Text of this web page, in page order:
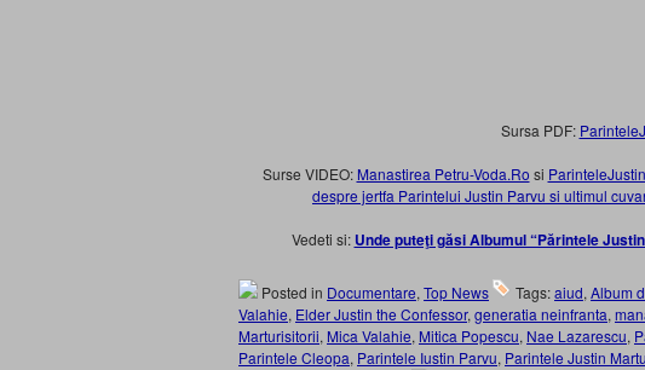
Sursa PDF:
Surse VIDEO: Manastirea Petru-Voda.Ro si
despre jertfa Parintelui Justin Parvu si ultimul
Vedeti si: Unde puteţi găsi Albumul “Părintele
Posted in Documentare, Top News Tags:aiud, Album
Valahie, Elder Justin the Confessor, generatia neinfranta,
Marturisitorii, Mica Valahie, Mitica Popescu, Nae Lazarescu,
Parintele Cleopa, Parintele Iustin Parvu, Parintele Justin